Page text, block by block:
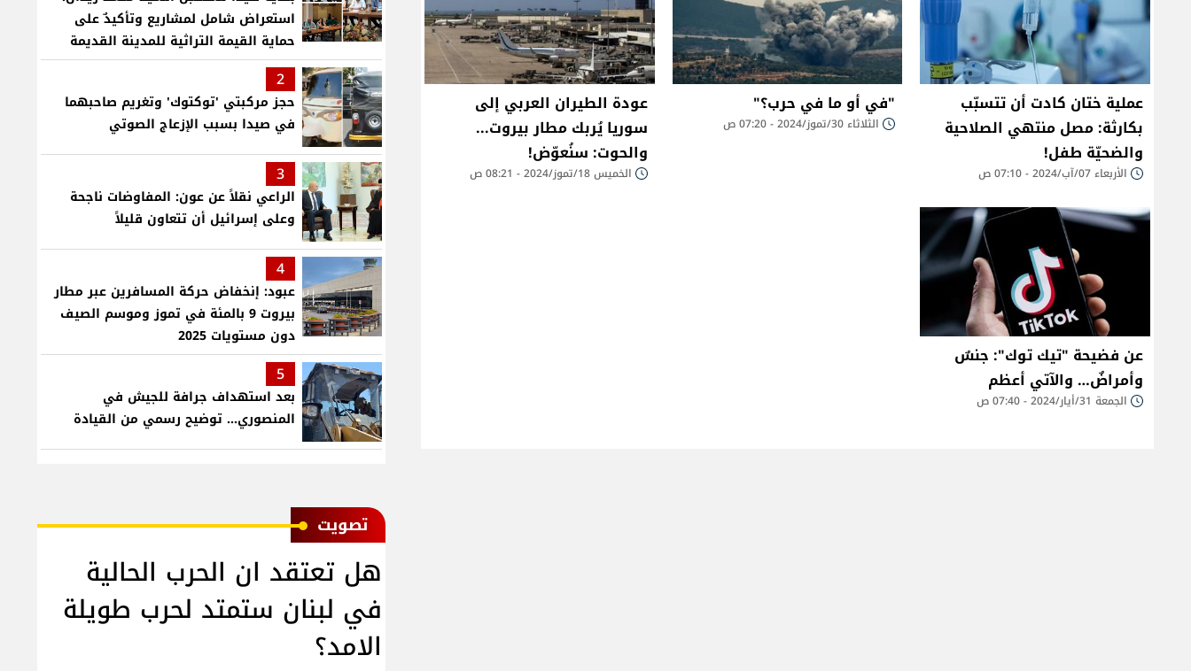
عملية ختان كادت أن تتسبّب
بكارثة: مصل منتهي الصلاحية
والضحيّة طفل!
الأربعاء 07/آب/2024 - 07:10 ص
"في أو ما في حرب؟"
الثلاثاء 30/تموز/2024 - 07:20 ص
عودة الطيران العربي إلى
سوريا يُربك مطار بيروت...
والحوت: سنُعوّض!
الخميس 18/تموز/2024 - 08:21 ص
عن فضيحة "تيك توك": جنسٌ
وأمراضٌ… والآتي أعظم
الجمعة 31/أيار/2024 - 07:40 ص
استعراض شامل لمشاريع وتأكيدٌ على
حماية القيمة التراثية للمدينة القديمة
2
حجز مركبتي 'توكتوك' وتغريم صاحبهما
في صيدا بسبب الإزعاج الصوتي
3
الراعي نقلاً عن عون: المفاوضات ناجحة
وعلى إسرائيل أن تتعاون قليلاً
4
عبود: إنخفاض حركة المسافرين عبر مطار
بيروت 9 بالمئة في تموز وموسم الصيف
دون مستويات 2025
5
بعد استهداف جرافة للجيش في
المنصوري... توضيح رسمي من القيادة
ﺗﺼﻮﻳﺖ
هل تعتقد ان الحرب الحالية
في لبنان ستمتد لحرب طويلة
الامد؟